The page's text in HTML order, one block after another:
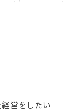
営をしたい